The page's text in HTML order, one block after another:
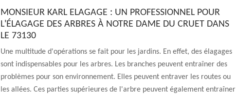
MONSIEUR KARL ELAGAGE : UN PROFESSIONNEL POUR
L'ÉLAGAGE DES ARBRES À NOTRE DAME DU CRUET DANS
LE 73130
Une multitude d'opérations se fait pour les jardins. En effet, des élagages
sont indispensables pour les arbres. Les branches peuvent entraîner des
problèmes pour son environnement. Elles peuvent entraver les routes ou
les allées. Ces parties supérieures de l'arbre peuvent également entraîner